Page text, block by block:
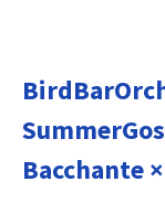
Bacchante